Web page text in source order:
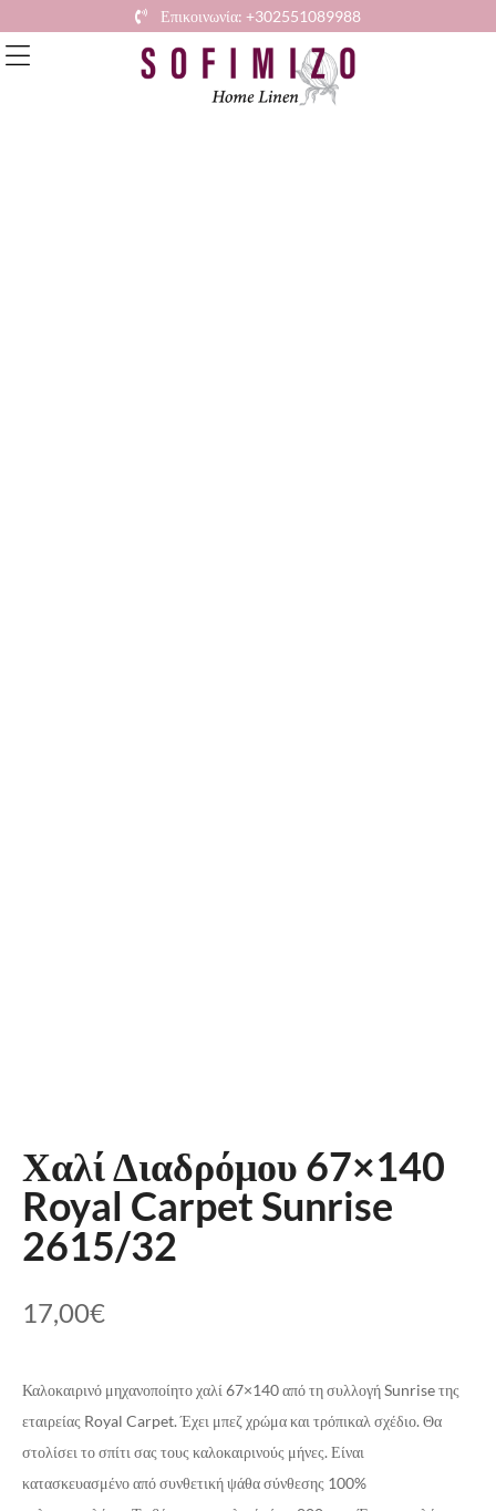
Επικοινωνία: +302551089988
Χαλί Διαδρόμου 67×140
Royal Carpet Sunrise
2615/32
17,00€
Καλοκαιρινό μηχανοποίητο χαλί 67×140 από τη συλλογή Sunrise της
εταιρείας Royal Carpet. Έχει μπεζ χρώμα και τρόπικαλ σχέδιο. Θα
στολίσει το σπίτι σας τους καλοκαιρινούς μήνες. Είναι
κατασκευασμένο από συνθετική ψάθα σύνθεσης 100%